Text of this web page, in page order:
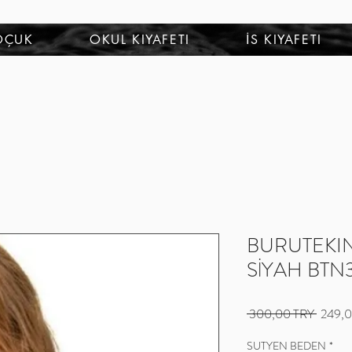
OKUL KIYAFETI İS KIYAFETI
SİYAH
300,00 TRY Обычная
SUTYEN BEDEN *